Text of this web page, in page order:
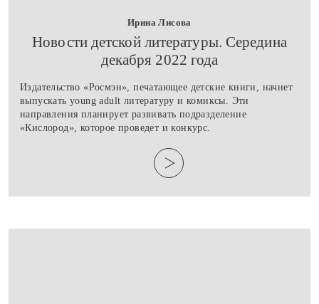
Ирина Лисова
​Новости детской литературы. Середина
декабря 2022 года
Издательство «Росмэн», печатающее детские книги, начнет
выпускать young adult литературу и комиксы. Эти
направления планирует развивать подразделение
«Кислород», которое проведет и конкурс.